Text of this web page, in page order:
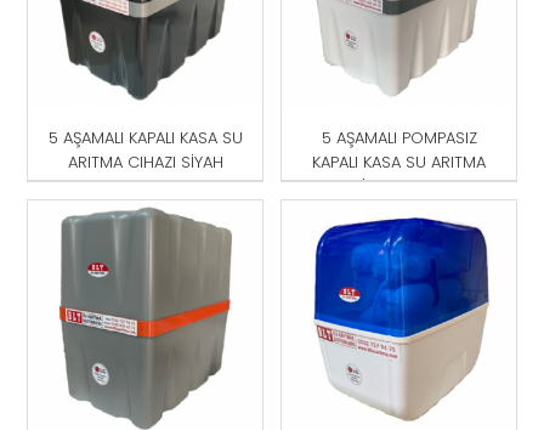
5 AŞAMALI KAPALI KASA SU
ARITMA CIHAZI SİYAH
5 AŞAMALI POMPASIZ
KAPALI KASA SU ARITMA
CİHAZI BEYAZ